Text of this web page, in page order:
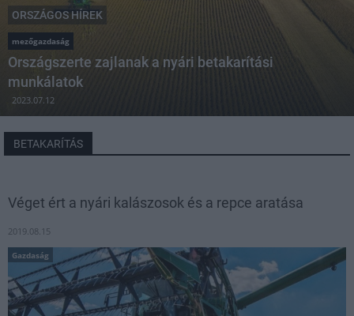
ORSZÁGOS HÍREK
mezőgazdaság
Országszerte zajlanak a nyári betakarítási
munkálatok
2023.07.12
BETAKARÍTÁS
Véget ért a nyári kalászosok és a repce aratása
2019.08.15
Gazdaság